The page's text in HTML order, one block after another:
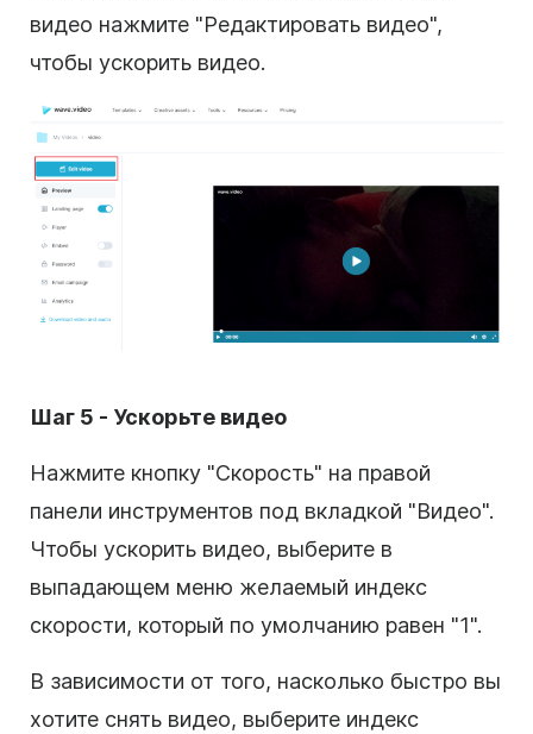
видео нажмите "Редактировать видео",
чтобы ускорить видео.
Шаг 5 - Ускорьте видео
Нажмите кнопку "Скорость" на правой
панели инструментов под вкладкой "Видео".
Чтобы ускорить видео, выберите в
выпадающем меню желаемый индекс
скорости, который по умолчанию равен "1".
В зависимости от того, насколько быстро вы
хотите снять видео, выберите индекс